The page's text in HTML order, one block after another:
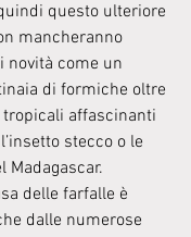
questo ulteriore
mancheranno
novità come un
di formiche oltre
affascinanti
stecco o le
Madagascar.
delle farfalle è
dalle numerose